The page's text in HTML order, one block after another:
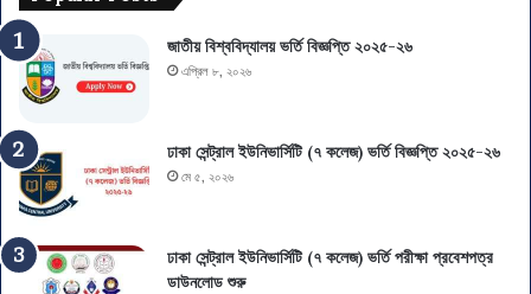
জাতীয় বিশ্ববিদ্যালয় ভর্তি বিজ্ঞপ্তি ২০২৫-২৬
এপ্রিল ৮, ২০২৬
ঢাকা সেন্ট্রাল ইউনিভার্সিটি (৭ কলেজ) ভর্তি বিজ্ঞপ্তি ২০২৫-২৬
মে ৫, ২০২৬
ঢাকা সেন্ট্রাল ইউনিভার্সিটি (৭ কলেজ) ভর্তি পরীক্ষা প্রবেশপত্র
ডাউনলোড শুরু